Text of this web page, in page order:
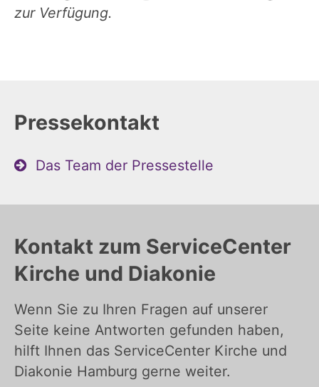
zur Verfügung.
Pressekontakt
Das Team der Pressestelle
Kontakt zum ServiceCenter
Kirche und Diakonie
Wenn Sie zu Ihren Fragen auf unserer
Seite keine Antworten gefunden haben,
hilft Ihnen das ServiceCenter Kirche und
Diakonie Hamburg gerne weiter.